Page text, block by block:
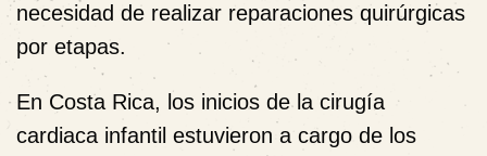
necesidad de realizar reparaciones quirúrgicas
por etapas.
En Costa Rica, los inicios de la cirugía
cardiaca infantil estuvieron a cargo de los